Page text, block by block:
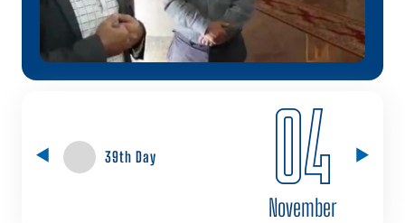
39th Day 04
November